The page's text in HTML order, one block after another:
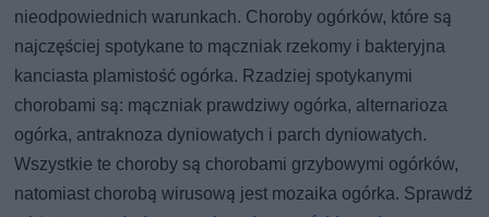
nieodpowiednich warunkach. Choroby ogórków, które są
najczęściej spotykane to mączniak rzekomy i bakteryjna
kanciasta plamistość ogórka. Rzadziej spotykanymi
chorobami są: mączniak prawdziwy ogórka, alternarioza
ogórka, antraknoza dyniowatych i parch dyniowatych.
Wszystkie te choroby są chorobami grzybowymi ogórków,
natomiast chorobą wirusową jest mozaika ogórka. Sprawdź